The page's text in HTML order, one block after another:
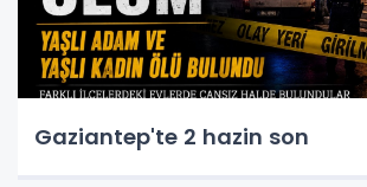
Gaziantep'te 2 hazin son